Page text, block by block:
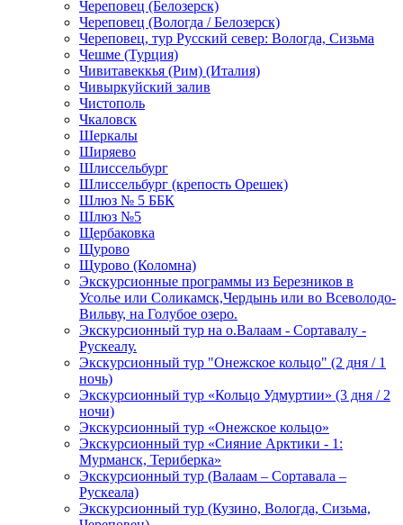
Череповец (Белозерск)
Череповец (Вологда / Белозерск)
Череповец, тур Русский север: Вологда, Сизьма
Чешме (Турция)
Чивитавеккья (Рим) (Италия)
Чивыркуйский залив
Чистополь
Чкаловск
Шеркалы
Ширяево
Шлиссельбург
Шлиссельбург (крепость Орешек)
Шлюз № 5 ББК
Шлюз №5
Щербаковка
Щурово
Щурово (Коломна)
Экскурсионные программы из Березников в
Усолье или Соликамск,Чердынь или во Всеволодо-
Вильву, на Голубое озеро.
Экскурсионный тур на о.Валаам - Сортавалу -
Рускеалу.
Экскурсионный тур "Онежское кольцо" (2 дня / 1
ночь)
Экскурсионный тур «Кольцо Удмуртии» (3 дня / 2
ночи)
Экскурсионный тур «Онежское кольцо»
Экскурсионный тур «Сияние Арктики - 1:
Мурманск, Териберка»
Экскурсионный тур (Валаам – Сортавала –
Рускеала)
Экскурсионный тур (Кузино, Вологда, Сизьма,